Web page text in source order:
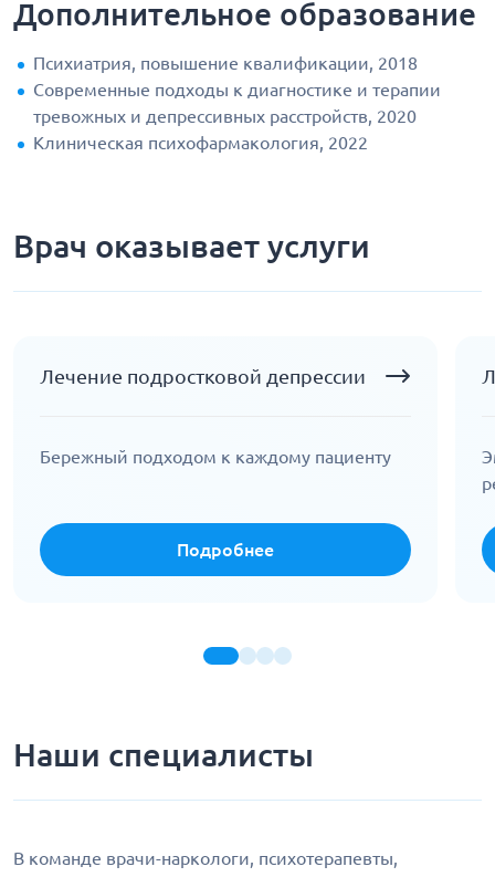
Дополнительное образование
Психиатрия, повышение квалификации, 2018
Современные подходы к диагностике и терапии
тревожных и депрессивных расстройств, 2020
Клиническая психофармакология, 2022
Врач оказывает услуги
Лечение подростковой депрессии
Бережный подходом к каждому пациенту
Подробнее
Наши специалисты
В команде врачи-наркологи, психотерапевты,